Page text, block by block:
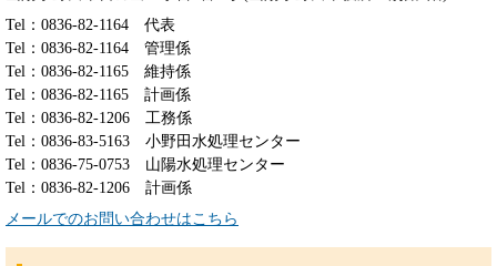
Tel：0836-82-1164
代表
Tel：0836-82-1164
管理係
Tel：0836-82-1165
維持係
Tel：0836-82-1165
計画係
Tel：0836-82-1206
工務係
Tel：0836-83-5163
小野田水処理センター
Tel：0836-75-0753
山陽水処理センター
Tel：0836-82-1206
計画係
メールでのお問い合わせはこちら